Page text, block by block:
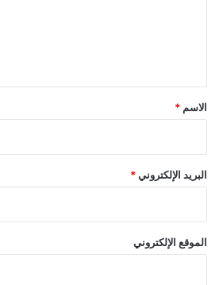
*
الاسم *
البريد الإلكتروني *
الموقع الإلكتروني